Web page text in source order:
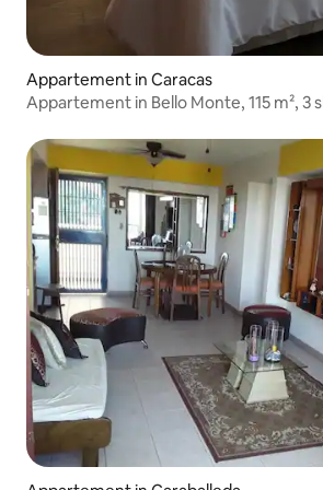
Appartement in Caracas
Appartement in Bello Monte, 115 m², 3